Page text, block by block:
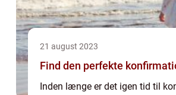
21 august 2023
Find den perfekte
Inden længe er det igen tid til